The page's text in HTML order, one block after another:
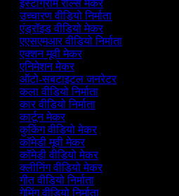
इंस्टाग्राम रील्स मेकर
उच्चारण वीडियो निर्माता
एंड्रॉइड वीडियो मेकर
एएसएमआर वीडियो निर्माता
एक्शन मूवी मेकर
एनिमेशन मेकर
ऑटो-सबटाइटल जनरेटर
कला वीडियो निर्माता
कार वीडियो निर्माता
कार्टून मेकर
कुकिंग वीडियो मेकर
कॉमेडी मूवी मेकर
कॉमेडी वीडियो मेकर
क्लीनिंग वीडियो मेकर
गीत वीडियो निर्माता
गेमिंग वीडियो निर्माता